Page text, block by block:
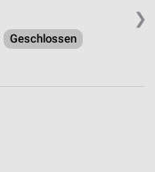
❯
Geschlossen